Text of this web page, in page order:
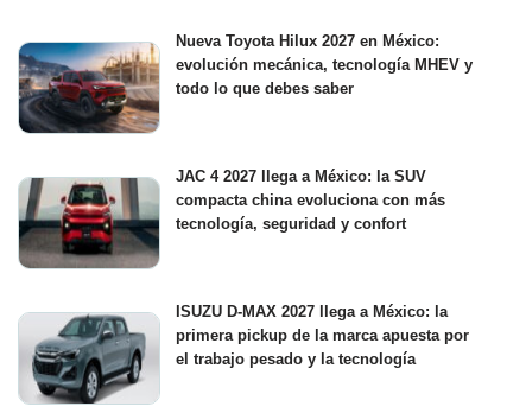
Nueva Toyota Hilux 2027 en México:
evolución mecánica, tecnología MHEV y
todo lo que debes saber
JAC 4 2027 llega a México: la SUV
compacta china evoluciona con más
tecnología, seguridad y confort
ISUZU D-MAX 2027 llega a México: la
primera pickup de la marca apuesta por
el trabajo pesado y la tecnología